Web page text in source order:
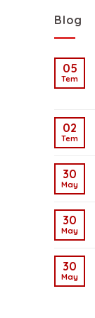
Blog
05
Tem
02
Tem
30
May
30
May
30
May